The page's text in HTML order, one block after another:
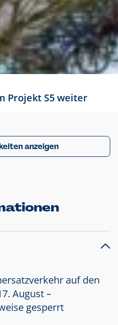
Projekt S5 weiter
anzeigen
auf den
August –
gesperrt